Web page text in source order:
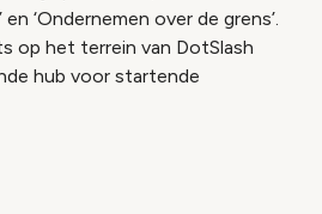
‘Ondernemen over de grens’.
op het terrein van DotSlash
hub voor startende